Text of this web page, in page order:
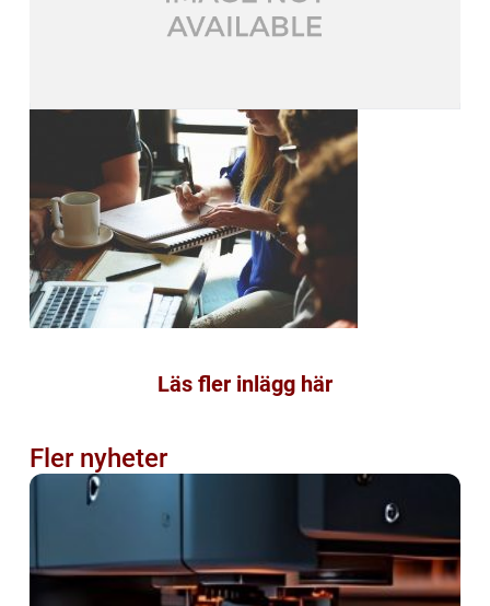
Läs fler inlägg här
Fler nyheter